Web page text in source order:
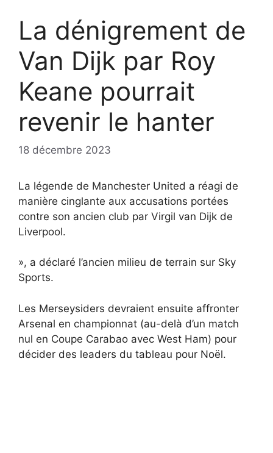
La dénigrement de
Van Dijk par Roy
Keane pourrait
revenir le hanter
18 décembre 2023
La légende de Manchester United a réagi de
manière cinglante aux accusations portées
contre son ancien club par Virgil van Dijk de
Liverpool.
», a déclaré l’ancien milieu de terrain sur Sky
Sports.
Les Merseysiders devraient ensuite affronter
Arsenal en championnat (au-delà d’un match
nul en Coupe Carabao avec West Ham) pour
décider des leaders du tableau pour Noël.